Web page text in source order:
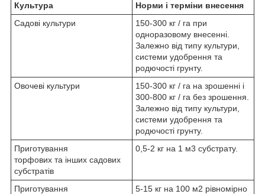
Культура
Норми і терміни внесення
Садові культури
150-300 кг / га при
одноразовому внесенні.
Залежно від типу культури,
системи удобрення та
родючості грунту.
Овочеві культури
150-300 кг / га на зрошенні і
300-800 кг / га без зрошення.
Залежно від типу культури,
системи удобрення та
родючості грунту.
Приготування
торфових та інших садових
субстратів
0,5-2 кг на 1 м3 субстрату.
Приготування
5-15 кг на 100 м2 рівномірно